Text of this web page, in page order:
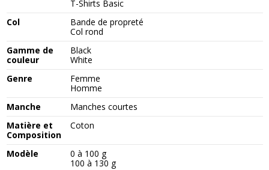
T-Shirts Basic
Col
Bande de propreté
Col rond
Gamme de
couleur
Black
White
Genre
Femme
Homme
Manche
Manches courtes
Matière et
Composition
Coton
Modèle
0 à 100 g
100 à 130 g